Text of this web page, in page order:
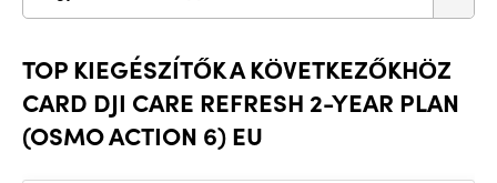
TOP KIEGÉSZÍTŐK A KÖVETKEZŐKHÖZ
CARD DJI CARE REFRESH 2-YEAR PLAN
(OSMO ACTION 6) EU